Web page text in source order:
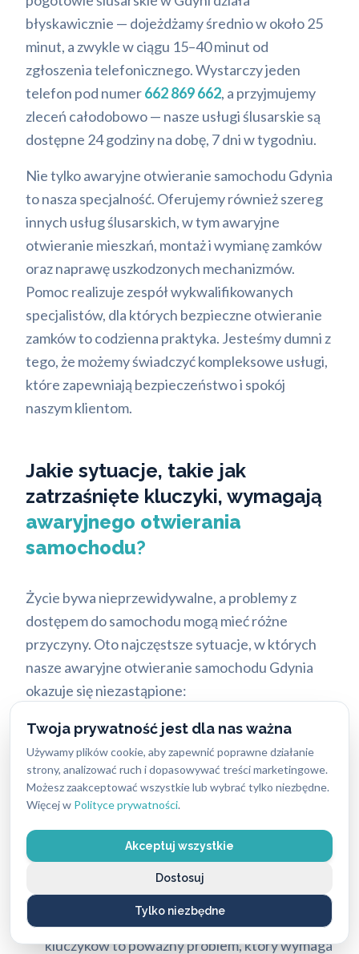
Twoja prywatność jest dla nas ważna
Używamy plików cookie, aby zapewnić poprawne działanie
strony, analizować ruch i dopasowywać treści marketingowe.
Możesz zaakceptować wszystkie lub wybrać tylko niezbędne.
Więcej w Polityce prywatności.
Akceptuj wszystkie
Tylko niezbędne
Dostosuj
błyskawicznie — dojeżdżamy średnio w około 25
minut, a zwykle w ciągu 15–40 minut od
zgłoszenia telefonicznego. Wystarczy jeden
telefon pod numer662 869 662, a przyjmujemy
zleceń całodobowo — nasze usługi ślusarskie są
dostępne 24 godziny na dobę, 7 dni w tygodniu.
Nie tylko awaryjne otwieranie samochodu Gdynia
to nasza specjalność. Oferujemy również szereg
innych usług ślusarskich, w tym awaryjne
otwieranie mieszkań, montaż i wymianę zamków
oraz naprawę uszkodzonych mechanizmów.
Pomoc realizuje zespół wykwalifikowanych
specjalistów, dla których bezpieczne otwieranie
zamków to codzienna praktyka. Jesteśmy dumni z
tego, że możemy świadczyć kompleksowe usługi,
które zapewniają bezpieczeństwo i spokój
naszym klientom.
Jakie sytuacje, takie jak
zatrzaśnięte kluczyki, wymagają
awaryjnego otwierania
samochodu?
Życie bywa nieprzewidywalne, a problemy z
dostępem do samochodu mogą mieć różne
przyczyny. Oto najczęstsze sytuacje, w których
nasze awaryjne otwieranie samochodu Gdynia
okazuje się niezastąpione:
Zatrzaśnięcie kluczyków w środku pojazdu:
To klasyczny scenariusz, który zdarza się
każdemu. Chwila nieuwagi wystarczy, by
kluczyki wylądowały na siedzeniu, a drzwi
zatrzaśnięcia kluczyków warto najpierw
sprawdzić, co zrobić i czy masz dostęp do
Zgubienie lub kradzież kluczyków:
kluczyków to poważny problem, który wymaga